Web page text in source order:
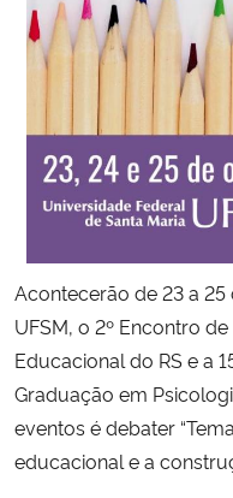
Gabinete de Segurança
Advocacia-Geral da União
Banco Central do Brasil
Planalto
Acontecerão de 23 a
UFSM, o 2º Encontro
Educacional do RS e a
Graduação em
eventos é debater
educacional e a